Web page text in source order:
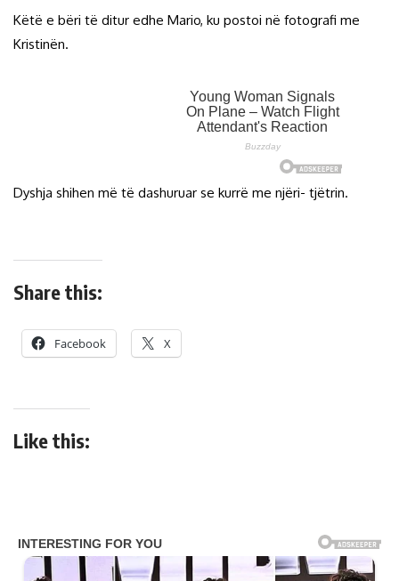
Këtë e bëri të ditur edhe Mario, ku postoi në fotografi me
Kristinën.
Dyshja shihen më të dashuruar se kurrë me njëri- tjëtrin.
Share this:
Facebook X
Like this: